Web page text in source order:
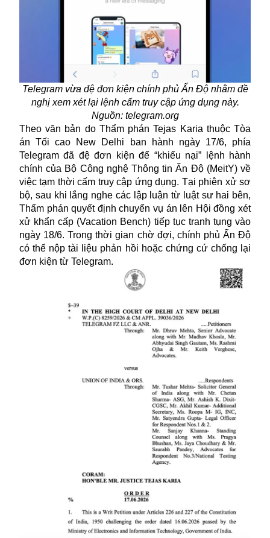
Telegram vừa đệ đơn kiện chính phủ Ấn Độ nhằm đề
nghị xem xét lại lệnh cấm truy cập ứng dụng này.
Nguồn: telegram.org
Theo văn bản do Thẩm phán Tejas Karia thuộc Tòa
án Tối cao New Delhi ban hành ngày 17/6, phía
Telegram đã đệ đơn kiện để “khiếu nại” lệnh hành
chính của Bộ Công nghệ Thông tin Ấn Độ (MeitY) về
việc tạm thời cấm truy cập ứng dụng. Tại phiên xử sơ
bộ, sau khi lắng nghe các lập luận từ luật sư hai bên,
Thẩm phán quyết định chuyển vụ án lên Hội đồng xét
xử khẩn cấp (Vacation Bench) tiếp tục tranh tụng vào
ngày 18/6. Trong thời gian chờ đợi, chính phủ Ấn Độ
có thể nộp tài liệu phản hồi hoặc chứng cứ chống lại
đơn kiện từ Telegram.